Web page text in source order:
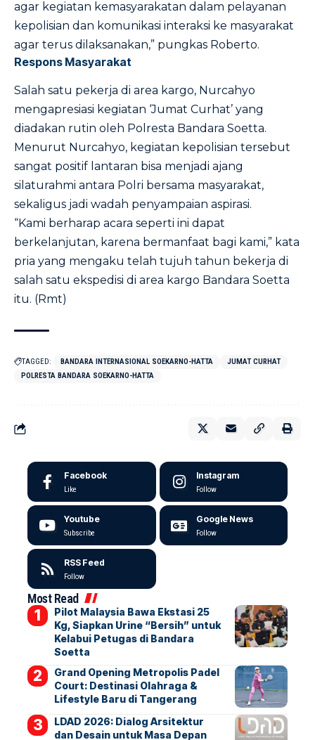
agar kegiatan kemasyarakatan dalam pelayanan
kepolisian dan komunikasi interaksi ke masyarakat
agar terus dilaksanakan,” pungkas Roberto.
Respons Masyarakat
Salah satu pekerja di area kargo, Nurcahyo
mengapresiasi kegiatan ‘Jumat Curhat’ yang
diadakan rutin oleh Polresta Bandara Soetta.
Menurut Nurcahyo, kegiatan kepolisian tersebut
sangat positif lantaran bisa menjadi ajang
silaturahmi antara Polri bersama masyarakat,
sekaligus jadi wadah penyampaian aspirasi.
“Kami berharap acara seperti ini dapat
berkelanjutan, karena bermanfaat bagi kami,” kata
pria yang mengaku telah tujuh tahun bekerja di
salah satu ekspedisi di area kargo Bandara Soetta
itu. (Rmt)
TAGGED: BANDARA INTERNASIONAL SOEKARNO-HATTA
JUMAT CURHAT
POLRESTA BANDARA SOEKARNO-HATTA
Facebook
Like
Instagram
Follow
Youtube
Subscribe
Google News
Follow
RSS Feed
Follow
Most Read
Pilot Malaysia Bawa Ekstasi 25
Kg, Siapkan Urine “Bersih” untuk
Kelabui Petugas di Bandara
Soetta
Grand Opening Metropolis Padel
Court: Destinasi Olahraga &
Lifestyle Baru di Tangerang
LDAD 2026: Dialog Arsitektur
dan Desain untuk Masa Depan